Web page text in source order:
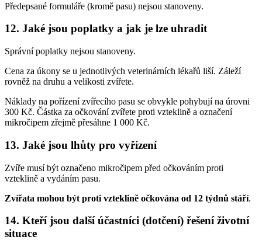
Předepsané formuláře (kromě pasu) nejsou stanoveny.
12. Jaké jsou poplatky a jak je lze uhradit
Správní poplatky nejsou stanoveny.
Cena za úkony se u jednotlivých veterinárních lékařů liší. Záleží
rovněž na druhu a velikosti zvířete.
Náklady na pořízení zvířecího pasu se obvykle pohybují na úrovni
300 Kč. Částka za očkování zvířete proti vzteklině a označení
mikročipem zřejmě přesáhne 1 000 Kč.
13. Jaké jsou lhůty pro vyřízení
Zvíře musí být označeno mikročipem před očkováním proti
vzteklině a vydáním pasu.
Zvířata mohou být proti vzteklině očkována od 12 týdnů stáří.
14. Kteří jsou další účastníci (dotčení) řešení životní
situace